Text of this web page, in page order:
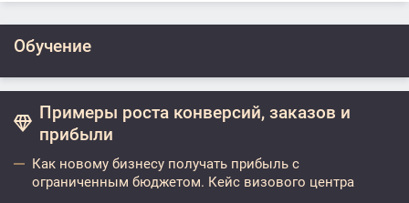
Обучение
Примеры роста конверсий, заказов и
прибыли
Как новому бизнесу получать прибыль с
ограниченным бюджетом. Кейс визового центра